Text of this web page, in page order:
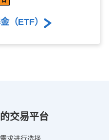
（ETF）
交易平台
求进行选择